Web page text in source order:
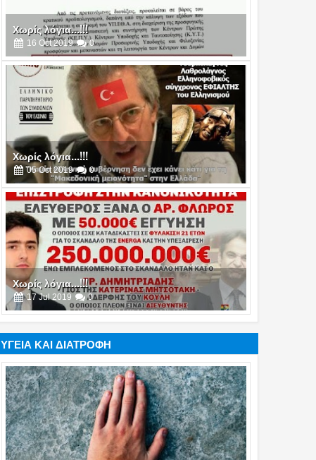
May 2026 0
Χωρίς λόγια...!!!
16 Oct 2019 0
Χωρίς λόγια...!!!
05 Oct 2019 0
Χωρίς λόγια...!!!
17 Jul 2019 0
Χωρίς λόγια...!!!
16 Jul 2019 0
ΥΓΕΙΑ ΚΑΙ ΔΙΑΤΡΟΦΗ